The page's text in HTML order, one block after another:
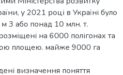
у 2021 році в Україні було
3 або понад 10 млн. т.
на 6000 полігонах та
площею. майже 9000 га
визначення поняття